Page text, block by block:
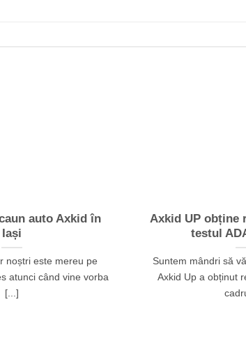
auto Axkid în
Iași
noștri este mereu pe
atunci când vine vorba
[...]
Axkid UP obține
testul
Suntem mândri să
Axkid Up a obținut